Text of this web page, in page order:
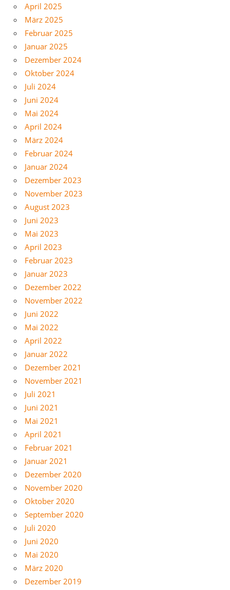
April 2025
März 2025
Februar 2025
Januar 2025
Dezember 2024
Oktober 2024
Juli 2024
Juni 2024
Mai 2024
April 2024
März 2024
Februar 2024
Januar 2024
Dezember 2023
November 2023
August 2023
Juni 2023
Mai 2023
April 2023
Februar 2023
Januar 2023
Dezember 2022
November 2022
Juni 2022
Mai 2022
April 2022
Januar 2022
Dezember 2021
November 2021
Juli 2021
Juni 2021
Mai 2021
April 2021
Februar 2021
Januar 2021
Dezember 2020
November 2020
Oktober 2020
September 2020
Juli 2020
Juni 2020
Mai 2020
März 2020
Dezember 2019